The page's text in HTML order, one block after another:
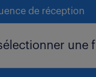
de réception